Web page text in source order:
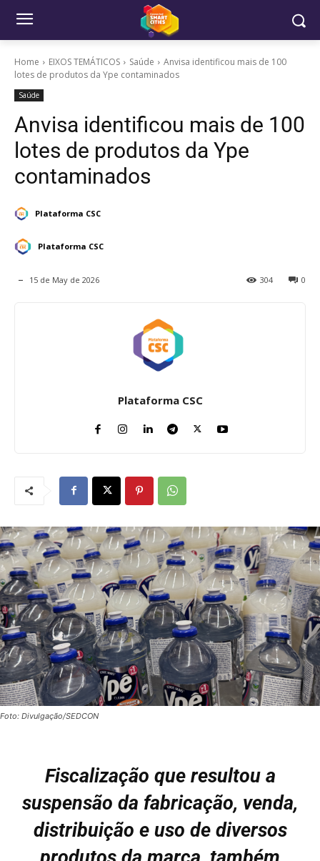
Home EIXOS TEMÁTICOS Saúde
Anvisa identificou mais de 100
lotes de produtos da Ype contaminados
Saúde
Anvisa identificou mais de 100
lotes de produtos da Ype
contaminados
Plataforma CSC
Plataforma CSC
15 de May de 2026 0
304
Plataforma CSC
Foto: Divulgação/SEDCON
Fiscalização que resultou a
suspensão da fabricação, venda,
distribuição e uso de diversos